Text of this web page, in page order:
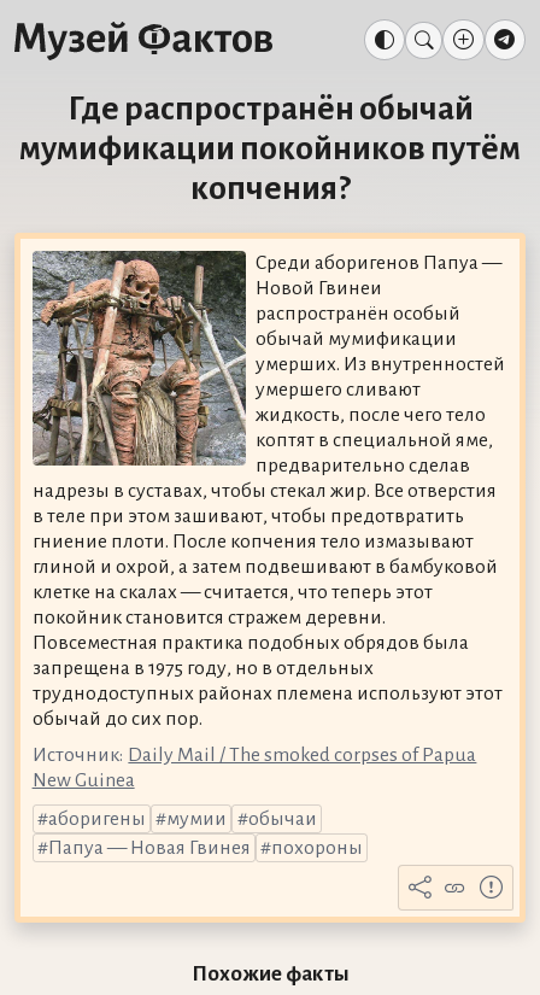
Где распространён обычай
мумификации покойников путём
копчения?
Среди аборигенов Папуа —
Новой Гвинеи
распространён особый
обычай мумификации
умерших. Из внутренностей
умершего сливают
жидкость, после чего тело
коптят в специальной яме,
предварительно сделав
надрезы в суставах, чтобы стекал жир. Все отверстия
в теле при этом зашивают, чтобы предотвратить
гниение плоти. После копчения тело измазывают
глиной и охрой, а затем подвешивают в бамбуковой
клетке на скалах — считается, что теперь этот
покойник становится стражем деревни.
Повсеместная практика подобных обрядов была
запрещена в 1975 году, но в отдельных
труднодоступных районах племена используют этот
обычай до сих пор.
Источник: Daily Mail / The smoked corpses of Papua
New Guinea
аборигены
мумии
обычаи
Папуа — Новая Гвинея
похороны
Похожие факты